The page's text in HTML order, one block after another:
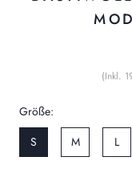
(Inkl.
Größe:
S
M L